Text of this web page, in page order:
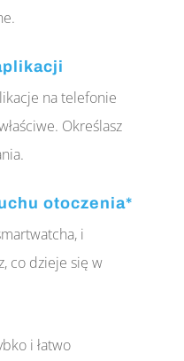
na telefonie
Określasz
otoczenia*
i
co dzieje się w
i łatwo